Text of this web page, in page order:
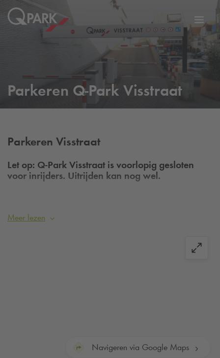
Parkeren Q-Park Visstraat
Parkeren Visstraat
Let op: Q-Park Visstraat is voorlopig gesloten
voor inrijders. Uitrijden kan nog wel.
Deze locatie is recent een
momenteel bezig met de verdere integratie en ombouw.
app werkt hier nog
Meer lezen
Navigeren via Google Maps